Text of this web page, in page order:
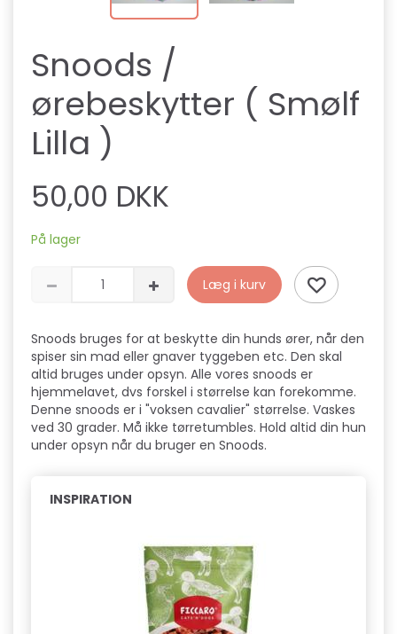
Snoods /
ørebeskytter ( Smølf
Lilla )
50,00 DKK
På lager
Læg i kurv
Snoods bruges for at beskytte din hunds ører, når den
spiser sin mad eller gnaver tyggeben etc. Den skal
altid bruges under opsyn. Alle vores snoods er
hjemmelavet, dvs forskel i størrelse kan forekomme.
Denne snoods er i "voksen cavalier" størrelse. Vaskes
ved 30 grader. Må ikke tørretumbles. Hold altid din hun
under opsyn når du bruger en Snoods.
INSPIRATION